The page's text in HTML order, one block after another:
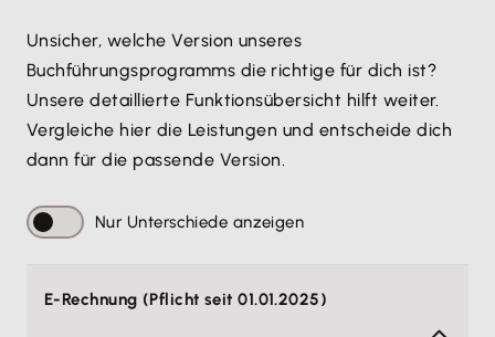
Unsicher, welche Version unseres
Buchführungsprogramms die richtige für dich ist?
Unsere detaillierte Funktionsübersicht hilft weiter.
Vergleiche hier die Leistungen und entscheide dich
dann für die passende Version.
Nur Unterschiede anzeigen
E-Rechnung (Pflicht seit 01.01.2025)